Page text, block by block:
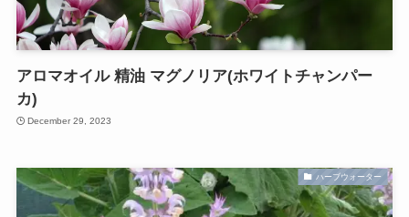
アロマオイル 精油 マグノリア(ホワイトチャンパー
カ)
December 29, 2023
ハーブウォーター